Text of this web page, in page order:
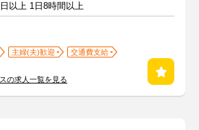
以上 1日8時間以上
主婦(夫)歓迎
交通費支給
の求人一覧を見る